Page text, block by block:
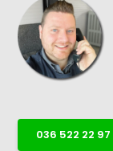
036 522 22 97